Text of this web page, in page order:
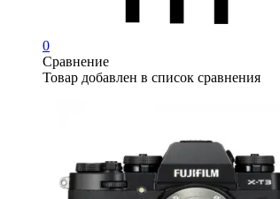
0
Сравнение
Товар добавлен в список сравнения